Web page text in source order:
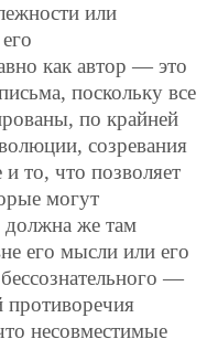
или
как автор — это
поскольку все
по крайней
созревания
то, что позволяет
могут
должна же там
его мысли или его
—
противоречия
несовместимые